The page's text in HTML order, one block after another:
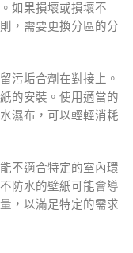
如果損壞或損壞不
，需要更換分區的分
污垢合劑在對接上。
的安裝。使用適當的
濕布，可以輕輕消耗
不適合特定的室內環
防水的壁紙可能會導
，以滿足特定的需求